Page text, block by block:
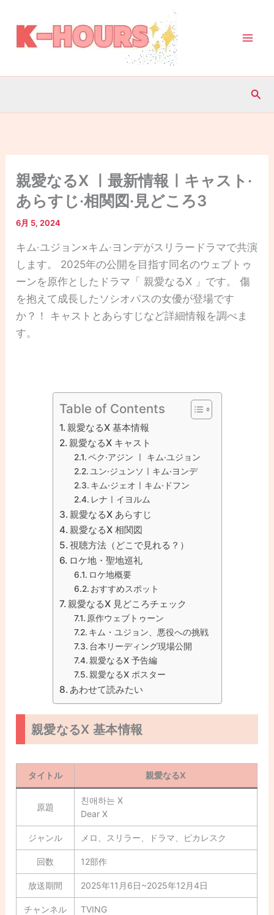
キ
プ
検
親愛なるX ㅣ最新情報ㅣキャスト·
あらすじ·相関図·見どころ3
6月 5, 2024
キム·ユジョン×キム·ヨンデがスリラードラマで共演
します。 2025年の公開を目指す同名のウェブトゥ
ーンを原作としたドラマ「 親愛なるX 」です。 傷
を抱えて成長したソシオパスの女優が登場です
か？！ キャストとあらすじなど詳細情報を調べま
す。
Table of Contents
親愛なるX 基本情報
親愛なるX キャスト
ペク·アジン ㅣ キム·ユジョン
ユン·ジュンソㅣキム·ヨンデ
キム·ジェオㅣキム·ドフン
レナㅣイヨルム
親愛なるX あらすじ
親愛なるX 相関図
視聴方法（どこで見れる？）
ロケ地・聖地巡礼
ロケ地概要
おすすめスポット
親愛なるX 見どころチェック
原作ウェブトゥーン
キム・ユジョン、悪役への挑戦
台本リーディング現場公開
親愛なるX 予告編
親愛なるX ポスター
あわせて読みたい
親愛なるX 基本情報
タイトル 親愛なるX
原題
친애하는 X
Dear X
ジャンル メロ、スリラー、ドラマ、ピカレスク
回数 12部作
放送期間 2025年11月6日~2025年12月4日
チャンネル TVING